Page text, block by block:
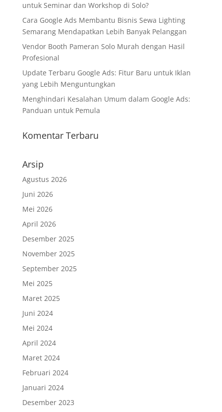
untuk Seminar dan Workshop di Solo?
Cara Google Ads Membantu Bisnis Sewa Lighting
Semarang Mendapatkan Lebih Banyak Pelanggan
Vendor Booth Pameran Solo Murah dengan Hasil
Profesional
Update Terbaru Google Ads: Fitur Baru untuk Iklan
yang Lebih Menguntungkan
Menghindari Kesalahan Umum dalam Google Ads:
Panduan untuk Pemula
Komentar Terbaru
Arsip
Agustus 2026
Juni 2026
Mei 2026
April 2026
Desember 2025
November 2025
September 2025
Mei 2025
Maret 2025
Juni 2024
Mei 2024
April 2024
Maret 2024
Februari 2024
Januari 2024
Desember 2023